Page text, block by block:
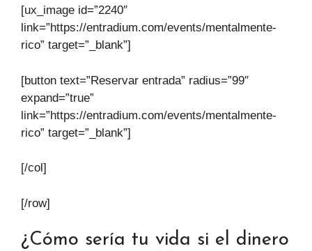
[ux_image id=”2240″
link=”https://entradium.com/events/mentalmente-
rico” target=”_blank”]
[button text=”Reservar entrada” radius=”99″
expand=”true”
link=”https://entradium.com/events/mentalmente-
rico” target=”_blank”]
[/col]
[/row]
¿Cómo sería tu vida si el dinero